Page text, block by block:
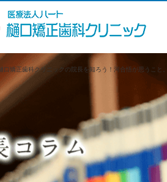
口矯正歯科クリニックの院長を知ろう！河合悟が思うこと。